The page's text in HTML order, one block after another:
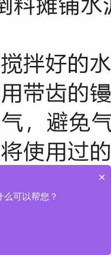
×
可以帮您？